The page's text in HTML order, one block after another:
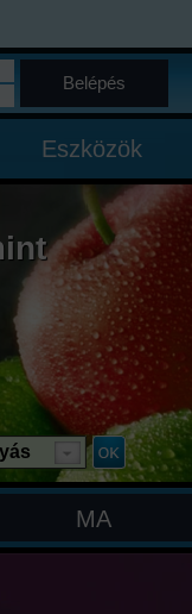
Belépés
Eszközök
MA